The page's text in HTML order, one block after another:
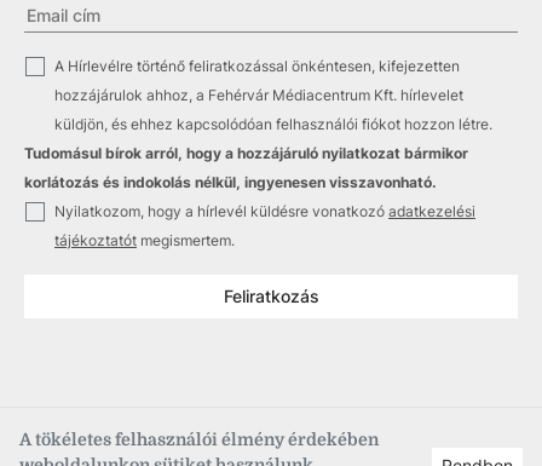
A tökéletes felhasználói élmény érdekében
✓
A Hírlevélre történő feliratkozással önkéntesen, kifejezetten
hozzájárulok ahhoz, a Fehérvár Médiacentrum Kft. hírlevelet
küldjön, és ehhez kapcsolódóan felhasználói fiókot hozzon létre.
Tudomásul bírok arról, hogy a hozzájáruló nyilatkozat bármikor
korlátozás és indokolás nélkül, ingyenesen visszavonható.
✓ Nyilatkozom, hogy a hírlevél küldésre vonatkozó adatkezelési
tájékoztatót megismertem.
Feliratkozás